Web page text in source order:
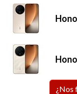
¿Nos